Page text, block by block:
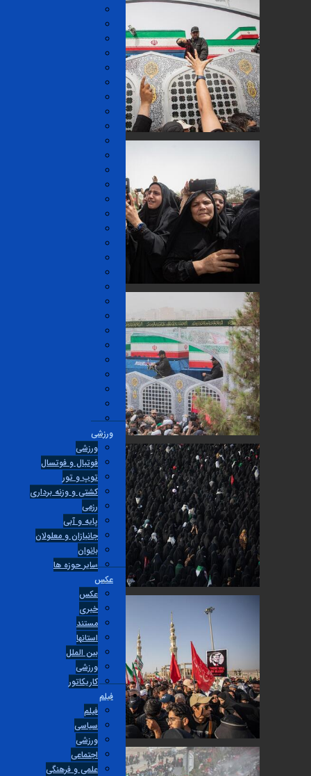
ورزشی
ورزشی
فوتبال و فوتسال
توپ و تور
کشتی و وزنه برداری
پایه و آبی
جانبازان و معلولان
بانوان
ساير حوزه ها
عکس
عکس
خبری
مستند
استانها
بین الملل
ورزشی
کاریکاتور
فیلم
سیاسی
ورزشی
اجتماعی
علمی و فرهنگی